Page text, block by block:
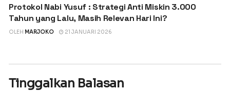
Protokol Nabi Yusuf : Strategi Anti Miskin 3.000
Tahun yang Lalu, Masih Relevan Hari Ini?
OLEH MARJOKO 21 JANUARI 2026
Tinggalkan Balasan